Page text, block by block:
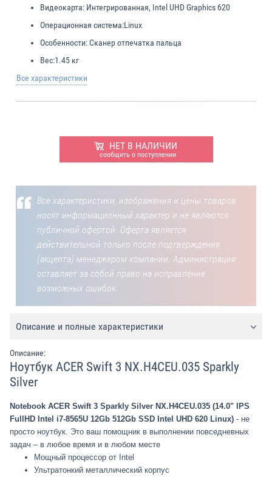
Видеокарта: Интегрированная, Intel UHD Graphics 620
Операционная система:Linux
Особенности:Сканер отпечатка пальца
Вес:1.45 кг
Все характеристики
НЕТ В НАЛИЧИИ
сообщить о поступлении
Все характеристики, изображения и цены товаров
носят информационный характер и не являются
публичной офертой. Оферта является
действительной только после подтверждения
(акцепта) менеджером компании. Администрация
оставляет за собой право на исправление
возможных ошибок.
Описание и полные характеристики
Описание:
Ноутбук ACER Swift 3 NX.H4CEU.035 Sparkly
Silver
Notebook ACER Swift 3 Sparkly Silver NX.H4CEU.035 (14.0" IPS
FullHD Intel i7-8565U 12Gb 512Gb SSD Intel UHD 620 Linux) - не
просто ноутбук. Это ваш помощник в выполнении повседневных
задач – в любое время и в любом месте
Мощный процессор от Intel
Ультратонкий металлический корпус